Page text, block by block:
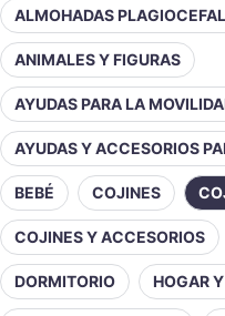
ALMOHADAS
ANIMALES Y FIGURAS
AYUDAS PARA LA
AYUDAS Y ACCESORIOS
BEBÉ COJINES
COJINES Y ACCESORIOS
DORMITORIO HOGAR